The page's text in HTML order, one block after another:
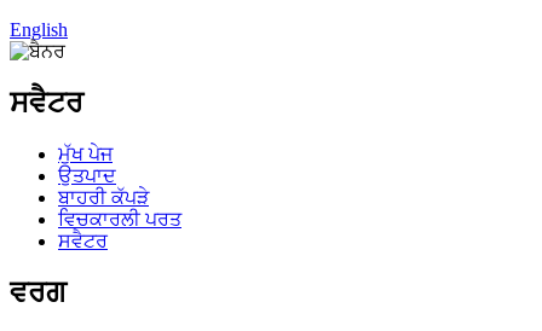
English
ਸਵੈਟਰ
ਮੁੱਖ ਪੇਜ
ਉਤਪਾਦ
ਬਾਹਰੀ ਕੱਪੜੇ
ਵਿਚਕਾਰਲੀ ਪਰਤ
ਸਵੈਟਰ
ਵਰਗ